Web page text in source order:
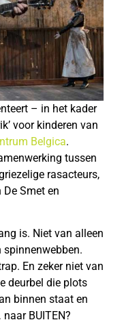
– in het kader
voor kinderen van
Belgica.
tussen
rasacteurs,
Smet en
is. Niet van alleen
En zeker niet van
deurbel die plots
binnen staat en
BUITEN?